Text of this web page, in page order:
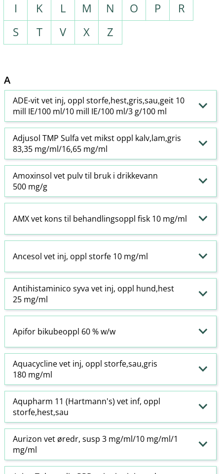
I
K L M N O P
R
S
T V X Z
A
ADE-vit vet inj, oppl storfe,hest,gris,sau,geit 10
mill IE/100 ml/10 mill IE/100 ml/3 g/100 ml
Adjusol TMP Sulfa vet mikst oppl kalv,lam,gris
83,35 mg/ml/16,65 mg/ml
Amoxinsol vet pulv til bruk i drikkevann
500 mg/g
AMX vet kons til behandlingsoppl fisk 10 mg/ml
Ancesol vet inj, oppl storfe 10 mg/ml
Antihistaminico syva vet inj, oppl hund,hest
25 mg/ml
Apifor bikubeoppl 60 % w​/​w
Aquacycline vet inj, oppl storfe,sau,gris
180 mg/ml
Aqupharm 11 (Hartmann's) vet inf, oppl
storfe,hest,sau
Aurizon vet øredr, susp 3 mg/ml/10 mg/ml/1
mg/ml